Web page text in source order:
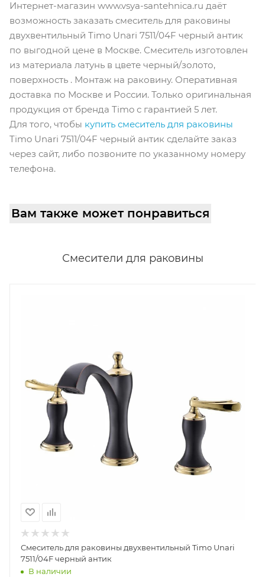
Интернет-магазин www.vsya-santehnica.ru даёт
возможность заказать смеситель для раковины
двухвентильный Timo Unari 7511/04F черный антик
по выгодной цене в Москве. Смеситель изготовлен
из материала латунь в цвете черный/золото,
поверхность . Монтаж на раковину. Оперативная
доставка по Москве и России. Только оригинальная
продукция от бренда Timo с гарантией 5 лет.
Для того, чтобы купить смеситель для раковины
Timo Unari 7511/04F черный антик сделайте заказ
через сайт, либо позвоните по указанному номеру
телефона.
Вам также может понравиться
Смесители для раковины
Смеситель для раковины двухвентильный Timo Unari
7511/04F черный антик
В наличии